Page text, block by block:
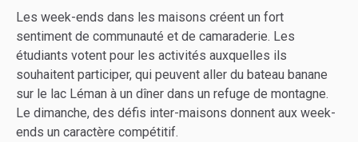
Les week-ends dans les maisons créent un fort
sentiment de communauté et de camaraderie. Les
étudiants votent pour les activités auxquelles ils
souhaitent participer, qui peuvent aller du bateau banane
sur le lac Léman à un dîner dans un refuge de montagne.
Le dimanche, des défis inter-maisons donnent aux week-
ends un caractère compétitif.